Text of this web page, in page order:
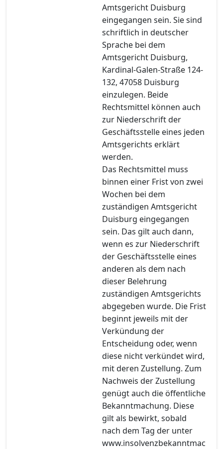
Amtsgericht Duisburg
eingegangen sein. Sie sind
schriftlich in deutscher
Sprache bei dem
Amtsgericht Duisburg,
Kardinal-Galen-Straße 124-
132, 47058 Duisburg
einzulegen. Beide
Rechtsmittel können auch
zur Niederschrift der
Geschäftsstelle eines jeden
Amtsgerichts erklärt
werden.
Das Rechtsmittel muss
binnen einer Frist von zwei
Wochen bei dem
zuständigen Amtsgericht
Duisburg eingegangen
sein. Das gilt auch dann,
wenn es zur Niederschrift
der Geschäftsstelle eines
anderen als dem nach
dieser Belehrung
zuständigen Amtsgerichts
abgegeben wurde. Die Frist
beginnt jeweils mit der
Verkündung der
Entscheidung oder, wenn
diese nicht verkündet wird,
mit deren Zustellung. Zum
Nachweis der Zustellung
genügt auch die öffentliche
Bekanntmachung. Diese
gilt als bewirkt, sobald
nach dem Tag der unter
www.insolvenzbekanntmac